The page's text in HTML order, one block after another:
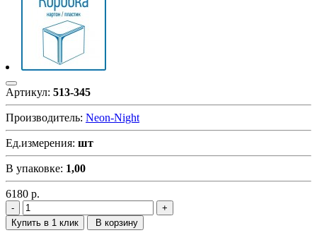
Артикул: 513-345
Производитель: Neon-Night
Ед.измерения: шт
В упаковке: 1,00
6180 р.
Купить в 1 клик В корзину